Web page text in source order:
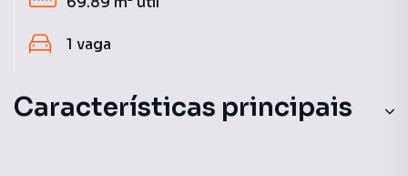
1 vaga
Características principais